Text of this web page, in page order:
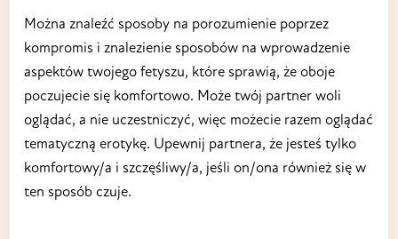
Można znaleźć sposoby na porozumienie poprzez
kompromis i znalezienie sposobów na wprowadzenie
aspektów twojego fetyszu, które sprawią, że oboje
poczujecie się komfortowo. Może twój partner woli
oglądać, a nie uczestniczyć, więc możecie razem oglądać
tematyczną erotykę. Upewnij partnera, że jesteś tylko
komfortowy/a i szczęśliwy/a, jeśli on/ona również się w
ten sposób czuje.